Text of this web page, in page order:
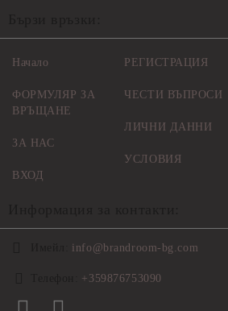
Начало
ФОРМУЛЯР ЗА
ВРЪЩАНЕ
ЗА НАС
ВХОД
РЕГИСТРАЦИЯ
ЧЕСТИ ВЪПРОСИ
ЛИЧНИ ДАННИ
УСЛОВИЯ
info@brandroom-bg.com
+359876753090